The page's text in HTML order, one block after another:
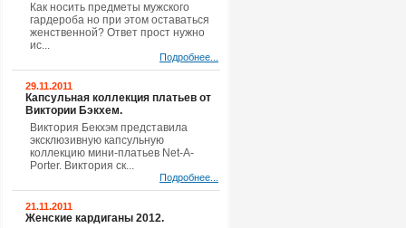
Как носить предметы мужского
гардероба но при этом оставаться
женственной? Ответ прост нужно
ис...
Подробнее...
29.11.2011
Капсульная коллекция платьев от
Виктории Бэкхем.
Виктория Бекхэм представила
эксклюзивную капсульную
коллекцию мини-платьев Net-A-
Porter. Виктория ск...
Подробнее...
21.11.2011
Женские кардиганы 2012.